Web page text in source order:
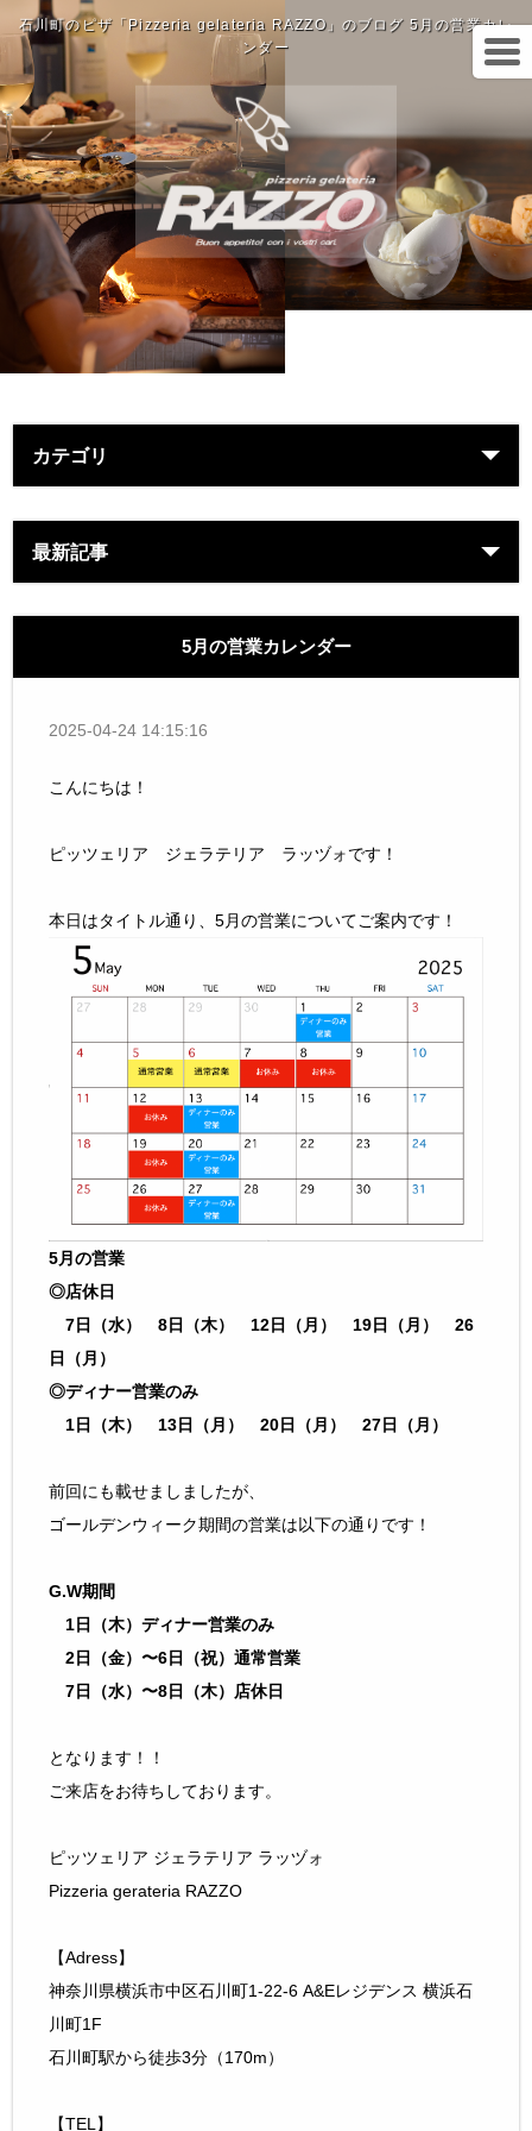
石川町のピザ「Pizzeria gelateria RAZZO」のブログ 5月の営業カレ
ンダー
カテゴリ
最新記事
5月の営業カレンダー
2025-04-24 14:15:16
こんにちは！
ピッツェリア ジェラテリア ラッヅォです！
本日はタイトル通り、5月の営業についてご案内です！
5月の営業
◎店休日
7日（水） 8日（木）
12日（月） 19日（月）
26
日（月）
◎ディナー営業のみ
1日（木）
13日（月） 20日（月） 27日（月）
前回にも載せましましたが、
ゴールデンウィーク期間の営業は以下の通りです！
G.W期間
1日（木）ディナー営業のみ
2日（金）〜6日（祝）通常営業
7日（水）〜8日（木）店休日
となります！！
ご来店をお待ちしております。
ピッツェリア ジェラテリア ラッヅォ
Pizzeria gerateria RAZZO
【Adress】
神奈川県横浜市中区石川町1-22-6 A&Eレジデンス 横浜石
川町1F
石川町駅から徒歩3分（170m）
【TEL】